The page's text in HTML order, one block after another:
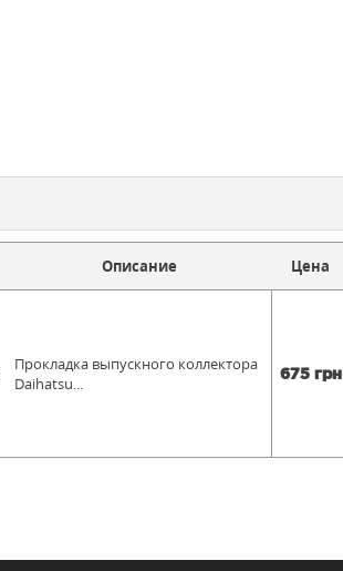
Описание Цена
Прокладка выпускного коллектора
Daihatsu...
675 грн